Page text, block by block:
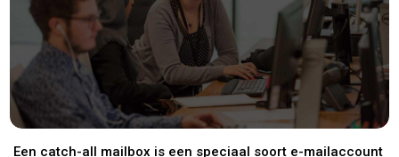
Een catch-all mailbox is een speciaal soort e-mailaccount